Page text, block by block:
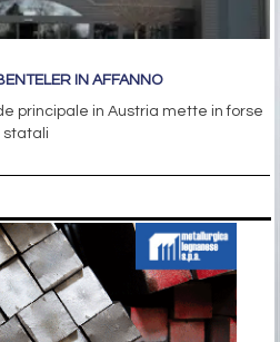
IN AFFANNO
principale in Austria mette in forse
statali